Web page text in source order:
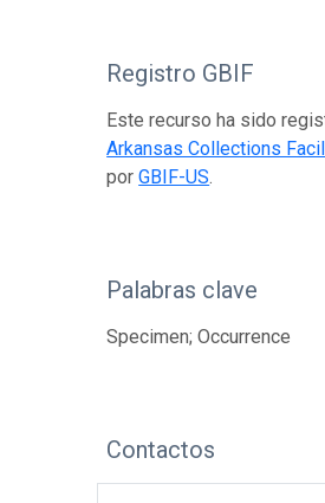
Registro GBIF
Este recurso ha sido
Arkansas Collections
porGBIF-US.
Palabras clave
Specimen; Occurrence
Contactos